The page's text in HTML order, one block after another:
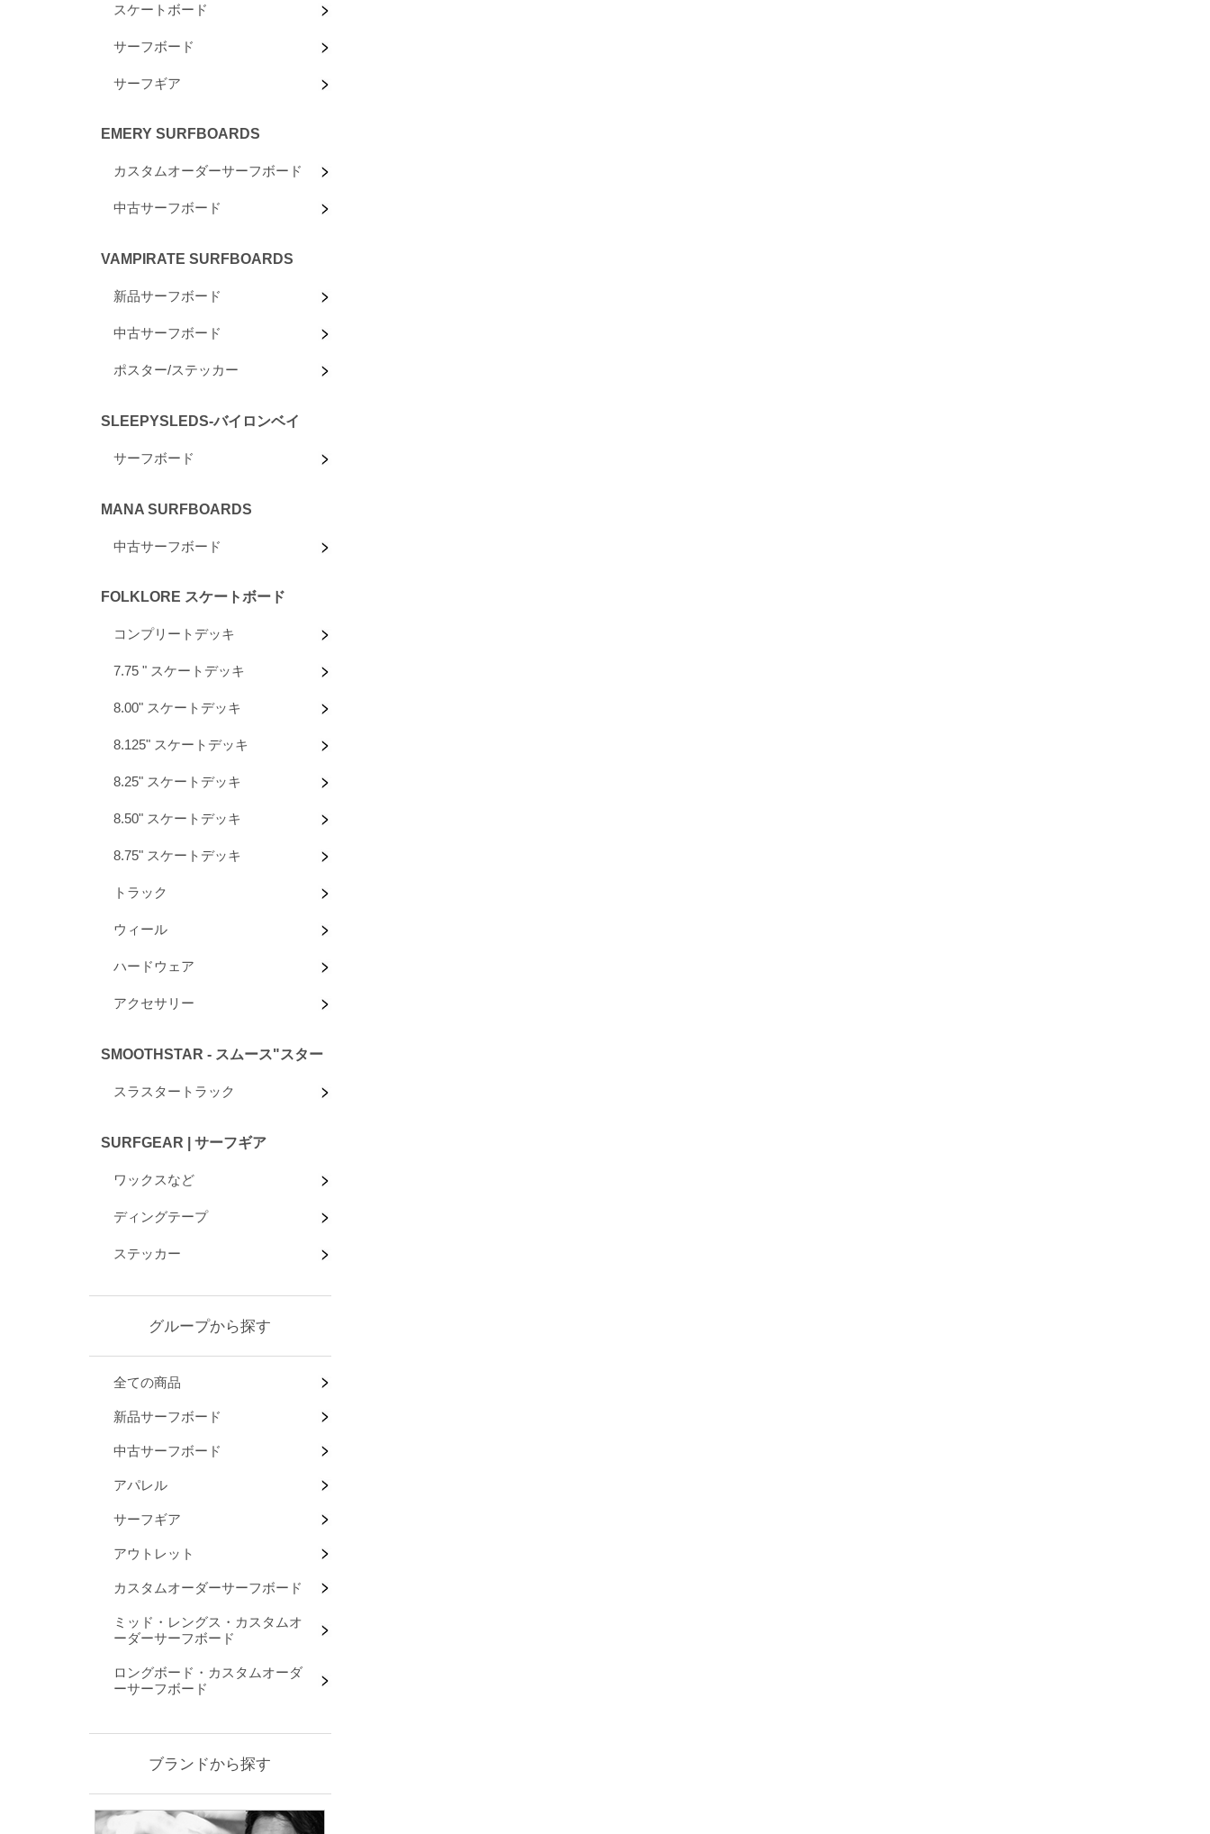
スケートボード
サーフボード
サーフギア
EMERY SURFBOARDS
カスタムオーダーサーフボード
中古サーフボード
VAMPIRATE SURFBOARDS
新品サーフボード
中古サーフボード
ポスター/ステッカー
SLEEPYSLEDS-バイロンベイ
サーフボード
MANA SURFBOARDS
中古サーフボード
FOLKLORE スケートボード
コンプリートデッキ
7.75 " スケートデッキ
8.00" スケートデッキ
8.125" スケートデッキ
8.25" スケートデッキ
8.50" スケートデッキ
8.75" スケートデッキ
トラック
ウィール
ハードウェア
アクセサリー
SMOOTHSTAR - スムース"スター
スラスタートラック
SURFGEAR | サーフギア
ワックスなど
ディングテープ
ステッカー
グループから探す
全ての商品
新品サーフボード
中古サーフボード
アパレル
サーフギア
アウトレット
カスタムオーダーサーフボード
ミッド・レングス・カスタムオ
ーダーサーフボード
ロングボード・カスタムオーダ
ーサーフボード
ブランドから探す